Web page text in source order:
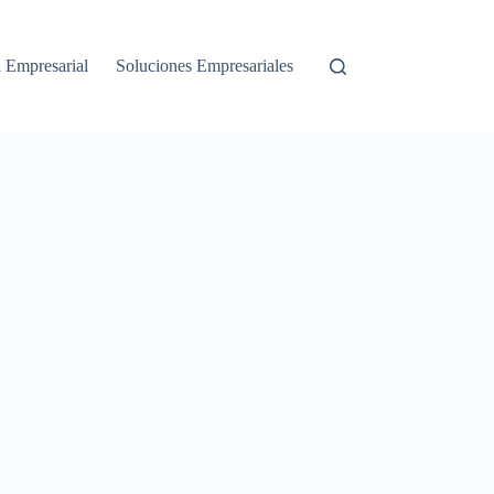
Empresarial
Soluciones Empresariales